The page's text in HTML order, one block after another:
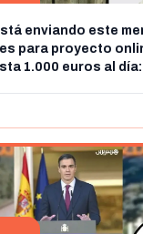
enviando este
para proyecto
1.000 euros al